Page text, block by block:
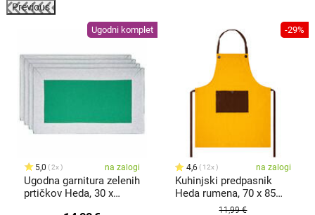
Previous
Ugodni komplet
5,0 2x na zalogi
Ugodna garnitura zelenih
prtičkov Heda, 30 x
-29%
4,6 12x na zalogi
Kuhinjski predpasnik
Heda rumena, 70 x 85
11,99 €